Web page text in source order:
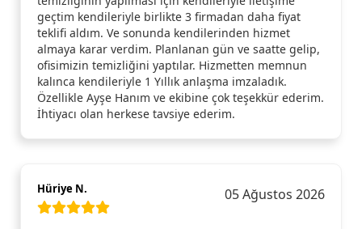
geçtim kendileriyle birlikte 3 firmadan daha fiyat
teklifi aldım. Ve sonunda kendilerinden hizmet
almaya karar verdim. Planlanan gün ve saatte gelip,
ofisimizin temizliğini yaptılar. Hizmetten memnun
kalınca kendileriyle 1 Yıllık anlaşma imzaladık.
Özellikle Ayşe Hanım ve ekibine çok teşekkür ederim.
İhtiyacı olan herkese tavsiye ederim.
Hüriye N. 05 Ağustos 2026